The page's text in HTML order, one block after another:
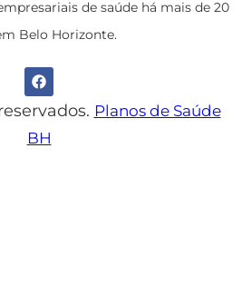
de saúde há mais de 20
Belo Horizonte.
Planos de Saúde
BH